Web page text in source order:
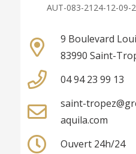
AUT-083-2124-12-09-
9 Boulevard
83990 Saint-
04 94 23 99 13
saint-
aquila.com
Ouvert 24h/24